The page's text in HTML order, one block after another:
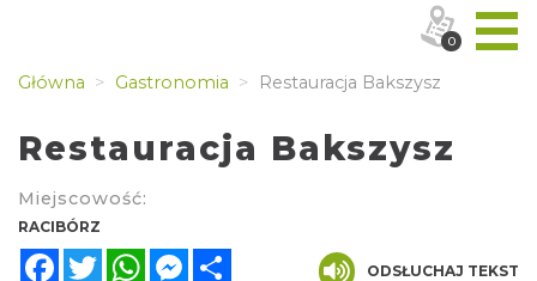
Główna Gastronomia Restauracja Bakszysz
Restauracja Bakszysz
Miejscowość:
RACIBÓRZ
FacebookTwitterWhatsAppMessenger
ODSŁUCHAJ TEKST
0